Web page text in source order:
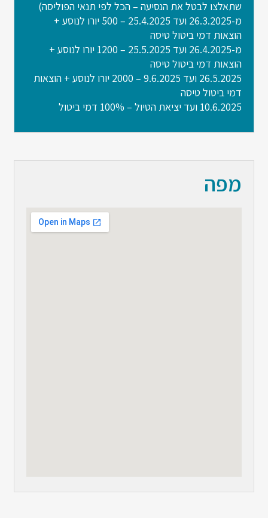
שתאלצו לבטל את הנסיעה – הכל לפי תנאי הפוליסה)
מ-26.3.2025 ועד 25.4.2025 – 500 יורו לנוסע +
הוצאות דמי ביטול טיסה
מ-26.4.2025 ועד 25.5.2025 – 1200 יורו לנוסע +
הוצאות דמי ביטול טיסה
26.5.2025 ועד 9.6.2025 – 2000 יורו לנוסע + הוצאות
דמי ביטול טיסה
10.6.2025 ועד יציאת הטיול – 100% דמי ביטול
מפה